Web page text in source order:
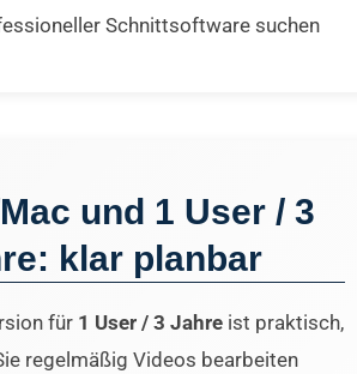
Schnittsoftware suchen
und 1 User / 3
klar planbar
für 1 User / 3 Jahre ist praktisch,
regelmäßig Videos bearbeiten